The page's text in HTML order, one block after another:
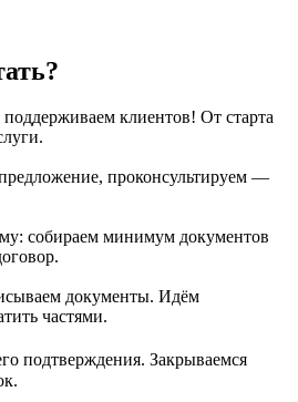
клиентов! От старта
проконсультируем —
собираем минимум документов
документы. Идём
частями.
подтверждения. Закрываемся